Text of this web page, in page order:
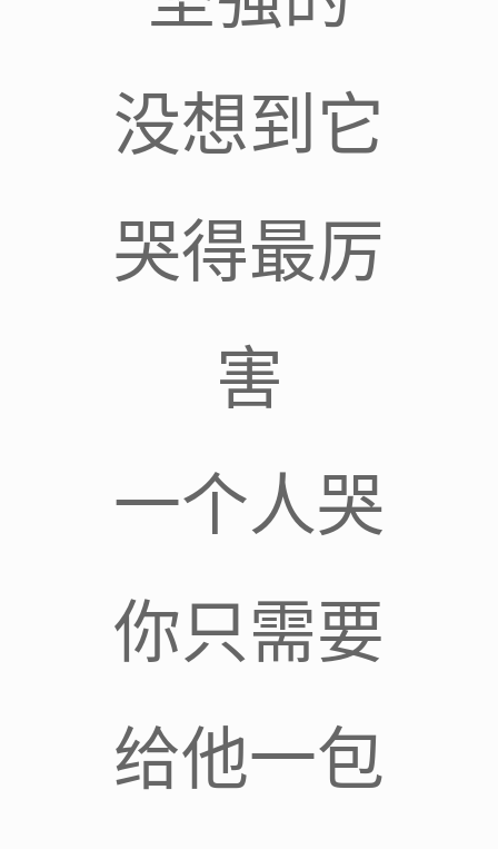
没想到它
哭得最厉
害
一个人哭
你只需要
给他一包